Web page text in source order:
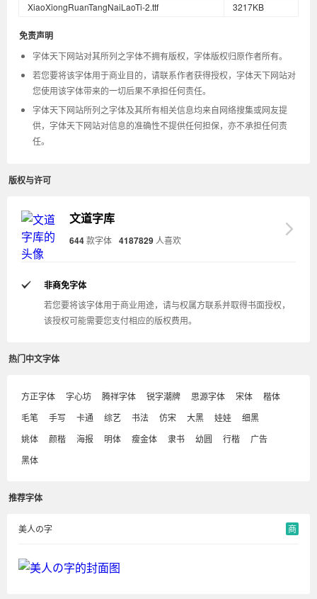
XiaoXiongRuanTangNaiLaoTi-2.ttf
3217KB
免责声明
字体天下网站对其所列之字体不拥有版权，字体版权归原作者所有。
若您要将该字体用于商业目的，请联系作者获得授权，字体天下网站对
您使用该字体带来的一切后果不承担任何责任。
字体天下网站所列之字体及其所有相关信息均来自网络搜集或网友提
供，字体天下网站对信息的准确性不提供任何担保，亦不承担任何责
任。
版权与许可
文道字库
644款字体 4187829 人喜欢
非商免字体
若您要将该字体用于商业用途，请与权属方联系并取得书面授权，
该授权可能需要您支付相应的版权费用。
热门中文字体
方正字体 字心坊 腾祥字体 锐字潮牌 思源字体 宋体
楷体
毛笔
手写 卡通 综艺 书法 仿宋 大黑 娃娃
细黑
姚体
颜楷 海报 明体 瘦金体 隶书 幼圆 行楷
广告
黑体
推荐字体
美人の字 商